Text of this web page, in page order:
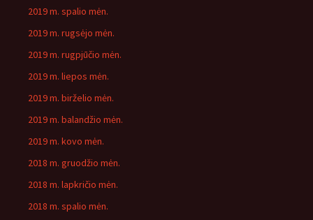
2019 m. spalio mėn.
2019 m. rugsėjo mėn.
2019 m. rugpjūčio mėn.
2019 m. liepos mėn.
2019 m. birželio mėn.
2019 m. balandžio mėn.
2019 m. kovo mėn.
2018 m. gruodžio mėn.
2018 m. lapkričio mėn.
2018 m. spalio mėn.